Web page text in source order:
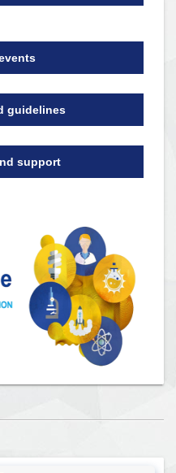
guidelines
support